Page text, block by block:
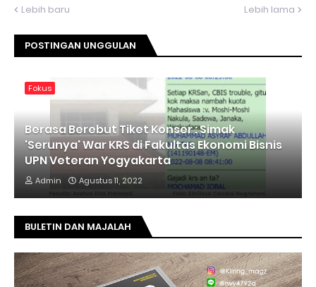
Lebih baru Lebih lama
POSTINGAN UNGGULAN
Fokus
Berasa Berebut Tiket Konser : Simak
'Serunya' War KRS di Fakultas Ekonomi Bisnis
UPN Veteran Yogyakarta
Admin Agustus 11, 2022
BULETIN DAN MAJALAH